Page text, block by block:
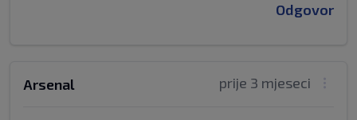
Odgovor
prije 3 mjeseci
Arsenal